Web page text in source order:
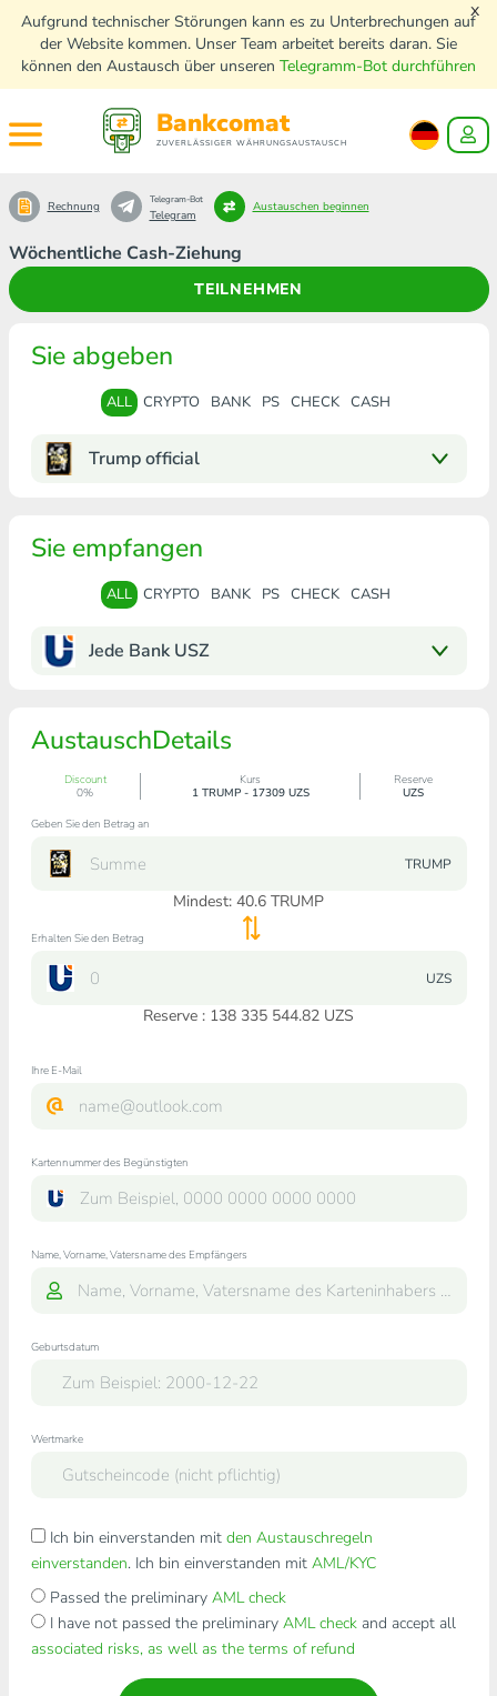
Aufgrund technischer Störungen kann es zu Unterbrechungen auf
der Website kommen. Unser Team arbeitet bereits daran. Sie
können den Austausch über unseren Telegramm-Bot durchführen
x
Bankcomat
ZUVERLÄSSIGER WÄHRUNGSAUSTAUSCH
Wöchentliche Cash-Ziehung
TEILNEHMEN
Rechnung Telegram-Bot
Telegram
Austauschen beginnen
Sie abgeben
ALL CRYPTO BANK PS CHECK CASH
Trump official
Sie empfangen
ALL CRYPTO BANK PS CHECK CASH
Jede Bank USZ
AustauschDetails
Discount
0%
Kurs
1 TRUMP - 17309 UZS
Reserve
UZS
Geben Sie den Betrag an
TRUMP
Mindest: 40.6 TRUMP
Erhalten Sie den Betrag
UZS
Reserve : 138 335 544.82 UZS
Ihre E-Mail
Kartennummer des Begünstigten
Name, Vorname, Vatersname des Empfängers
Geburtsdatum
Wertmarke
Ich bin einverstanden mit den Austauschregeln
einverstanden. Ich bin einverstanden mit AML/KYC
Passed the preliminary AML check
I have not passed the preliminary AML checkand accept all
associated risks, as well as the terms of refund